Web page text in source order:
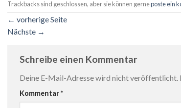
Trackbacks sind geschlossen, aber sie können gerneposte ein
← vorherige Seite
Nächste →
Schreibe einen Kommentar
Deine E-Mail-Adresse wird nicht veröffentlicht.
Kommentar*